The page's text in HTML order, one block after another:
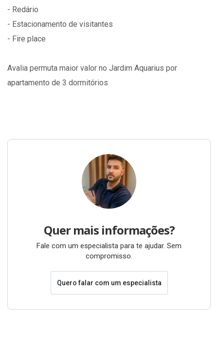
- Redário
- Estacionamento de visitantes
- Fire place
Avalia permuta maior valor no Jardim Aquarius por
apartamento de 3 dormitórios
Quer mais informações?
Fale com um especialista para te ajudar. Sem
compromisso.
Quero falar com um especialista